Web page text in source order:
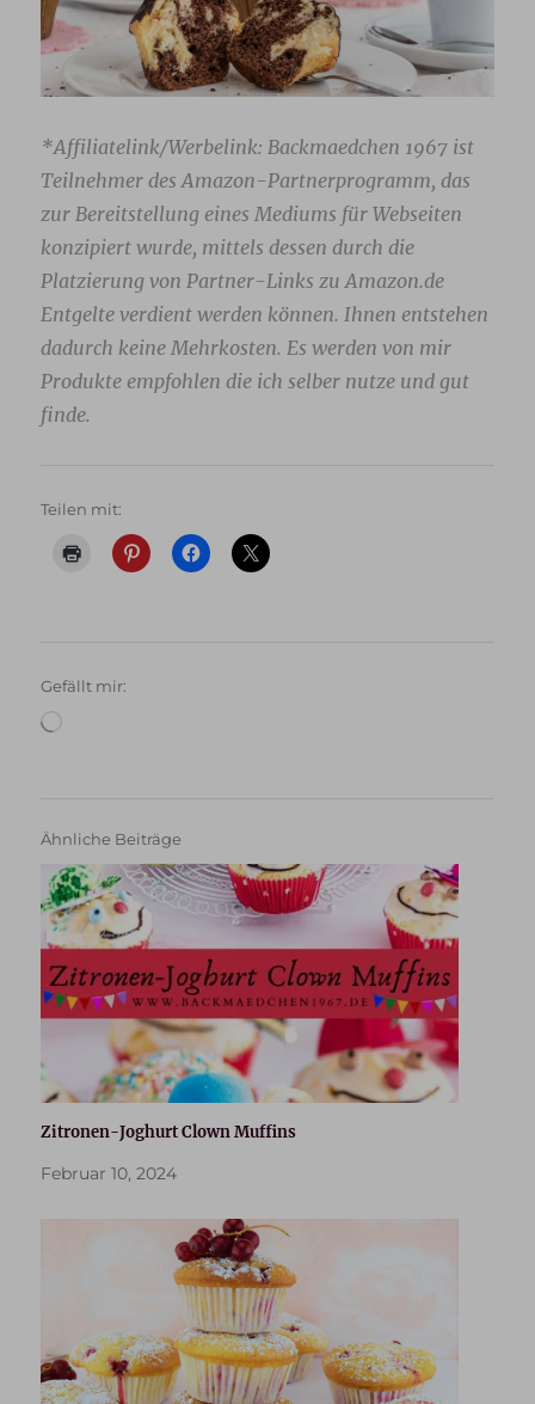
*Affiliatelink/Werbelink: Backmaedchen 1967 ist
Teilnehmer des Amazon-Partnerprogramm, das
zur Bereitstellung eines Mediums für Webseiten
konzipiert wurde, mittels dessen durch die
Platzierung von Partner-Links zu Amazon.de
Entgelte verdient werden können. Ihnen entstehen
dadurch keine Mehrkosten. Es werden von mir
Produkte empfohlen die ich selber nutze und gut
finde.
Teilen mit:
Gefällt mir:
Ähnliche Beiträge
Zitronen-Joghurt Clown Muffins
Februar 10, 2024